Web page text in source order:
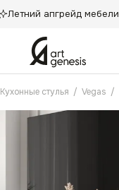
Летний апгрейд мебели
Кухонные стулья / Vegas /